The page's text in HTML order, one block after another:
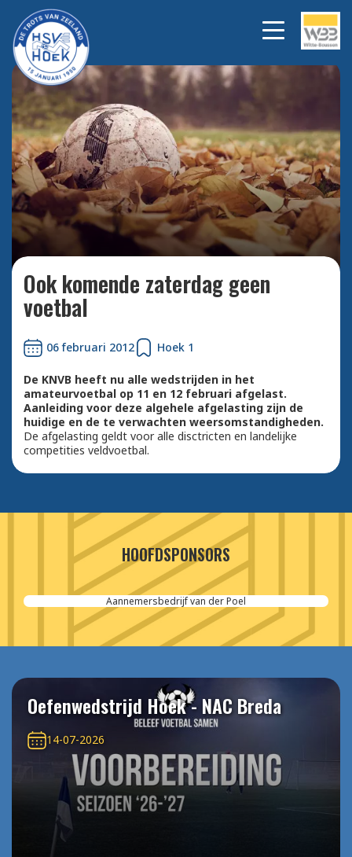
Bekijk alle foto's
Ook komende zaterdag geen
voetbal
06 februari 2012 Hoek 1
De KNVB heeft nu alle wedstrijden in het
amateurvoetbal op 11 en 12 februari afgelast.
Aanleiding voor deze algehele afgelasting zijn de
huidige en de te verwachten weersomstandigheden.
De afgelasting geldt voor alle disctricten en landelijke
competities veldvoetbal.
HOOFDSPONSORS
Aannemersbedrijf van der Poel
Oefenwedstrijd Hoek - NAC Breda
14-07-2026